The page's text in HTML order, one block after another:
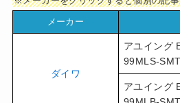
メーカー
ダイワ
アユイング
99MLS-SMT
アユイング